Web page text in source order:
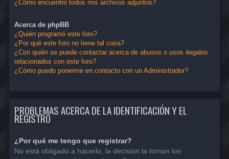
¿Cómo encuentro todos mis archivos adjuntos?
Acerca de phpBB
¿Quién programó este foro?
¿Por qué este foro no tiene tal cosa?
¿Con quién se puede contactar acerca de abusos o usos ilegales
relacionados con este foro?
¿Cómo puedo ponerme en contacto con un Administrador?
PROBLEMAS ACERCA DE LA IDENTIFICACIÓN Y EL
REGISTRO
¿Por qué me tengo que registrar?
No está obligado a hacerlo, la decisión la toman los